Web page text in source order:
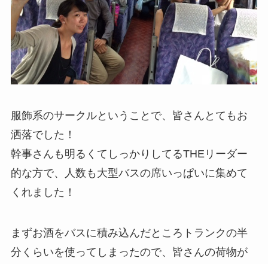
服飾系のサークルということで、皆さんとてもお
洒落でした！
幹事さんも明るくてしっかりしてるTHEリーダー
的な方で、人数も大型バスの席いっぱいに集めて
くれました！
まずお酒をバスに積み込んだところトランクの半
分くらいを使ってしまったので、皆さんの荷物が